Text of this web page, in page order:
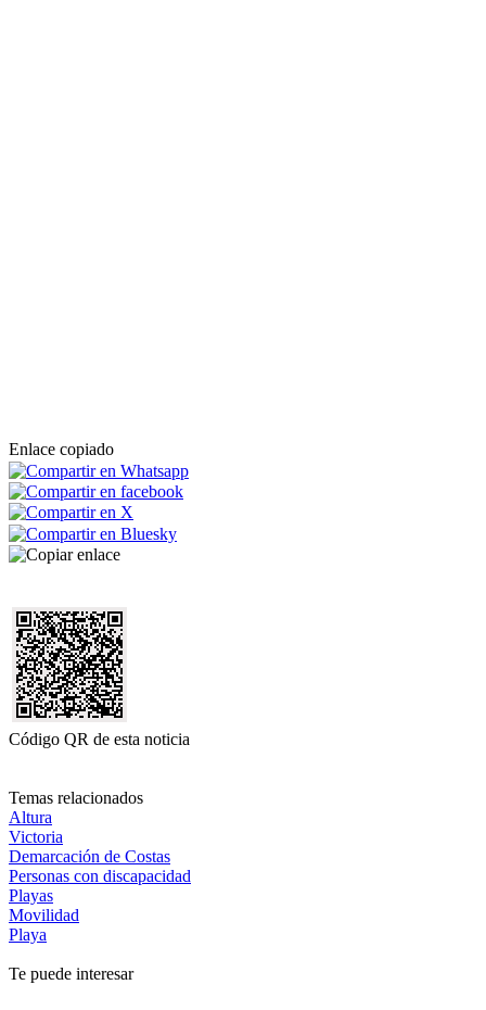
Enlace copiado
Código QR de esta noticia
Temas relacionados
Altura
Victoria
Demarcación de Costas
Personas con discapacidad
Playas
Movilidad
Playa
Te puede interesar